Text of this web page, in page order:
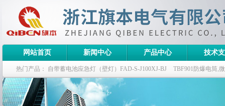
网站首页 新闻中心 产品中心 技术
热门产品： 自带蓄电池应急灯（壁灯）FAD-S-J100XJ-BJ TBF901防爆电筒,
栏式无极灯 G9960-W120W长寿无极工厂灯,三防无极灯
防爆泛光灯